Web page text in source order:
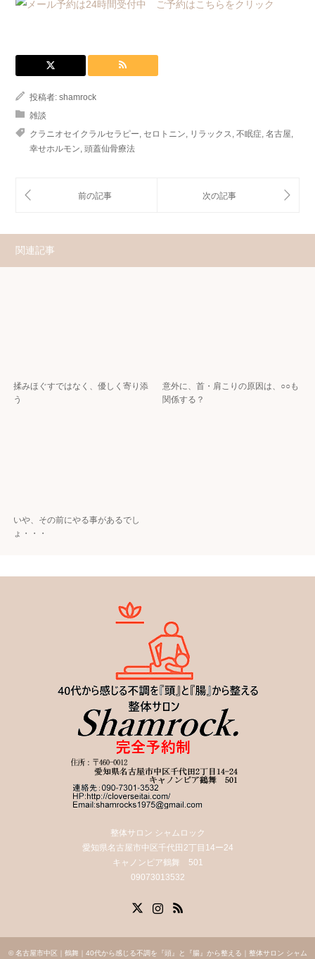
投稿者: shamrock
雑談
クラニオセイクラルセラピー, セロトニン, リラックス, 不眠症, 名古屋,
幸せホルモン, 頭蓋仙骨療法
関連記事
揉みほぐすではなく、優しく寄り添
う
意外に、首・肩こりの原因は、○○も
関係する？
いや、その前にやる事があるでし
ょ・・・
整体サロン シャムロック
愛知県名古屋市中区千代田2丁目14ー24
キャノンピア鶴舞 501
09073013532
© 名古屋市中区｜鶴舞｜40代から感じる不調を『頭』と『腸』から整える｜整体サロン シャム